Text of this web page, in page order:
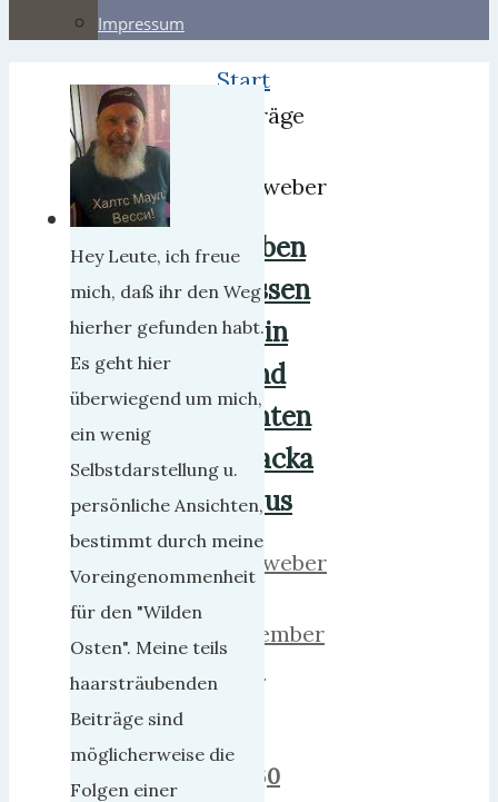
Impressum
Start
Beiträge
herrweber
Oben
Essen
rein
und
unten
Kacka
raus
herrweber
November
20260
Hey Leute, ich freue
mich, daß ihr den Weg
hierher gefunden habt.
Es geht hier
überwiegend um mich,
ein wenig
Selbstdarstellung u.
persönliche Ansichten,
bestimmt durch meine
Voreingenommenheit
für den "Wilden
Osten". Meine teils
haarsträubenden
Beiträge sind
möglicherweise die
Folgen einer